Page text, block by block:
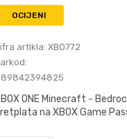
OCIJENI
artikla: XBO772
ONE Minecraft -
na XBOX Game